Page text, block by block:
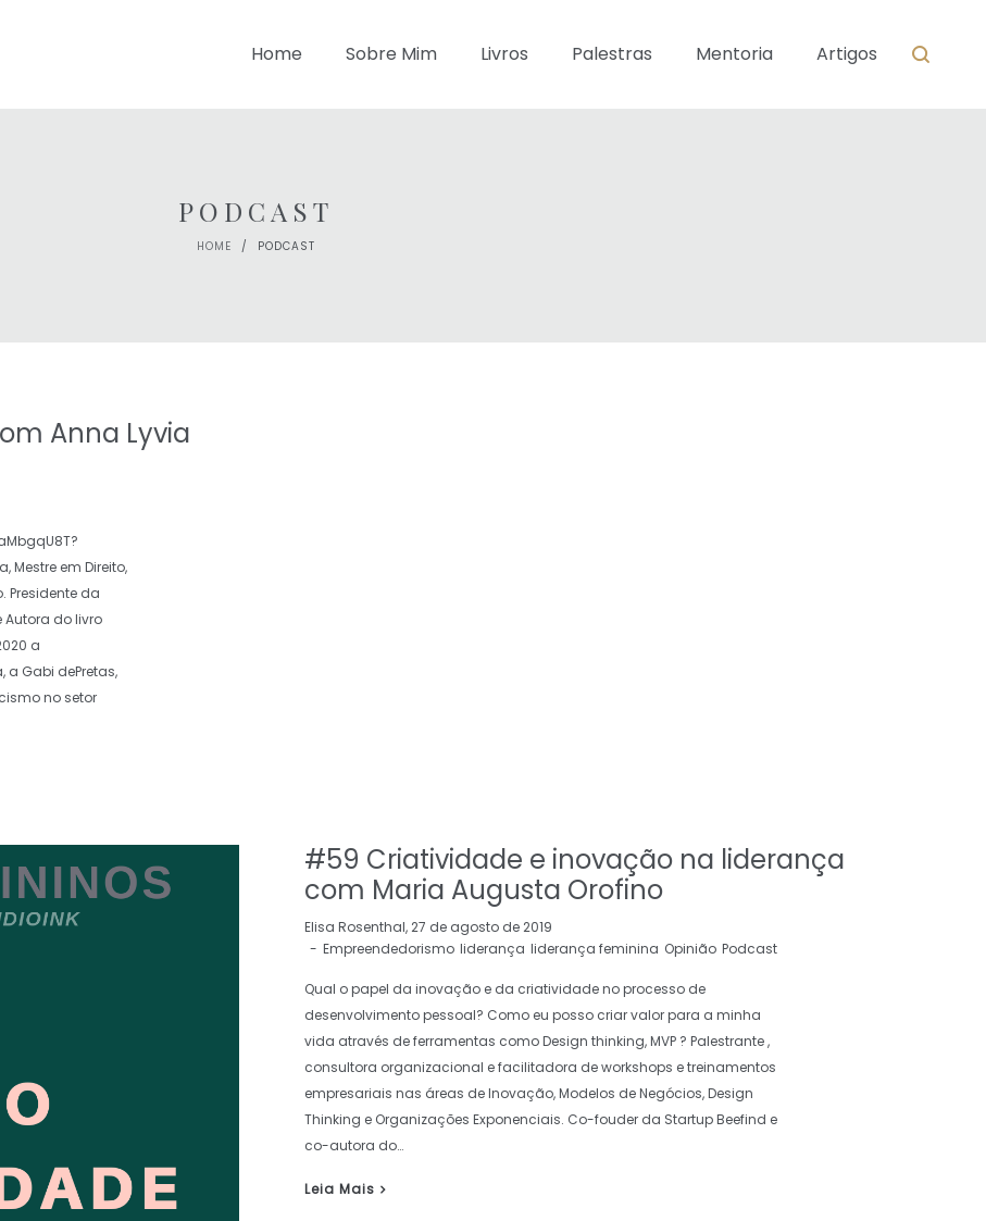
Home Sobre Mim Livros Palestras Mentoria Artigos
PODCAST
HOME / PODCAST
Anna Lyvia
Mestre em Direito,
Presidente da
Autora do livro
a
Gabi dePretas,
no setor
#59 Criatividade e inovação na liderança
com Maria Augusta Orofino
by
Elisa Rosenthal 27 de agosto de 2019
Empreendedorismo liderança liderança feminina Opinião Podcast
Qual o papel da inovação e da criatividade no processo de
desenvolvimento pessoal? Como eu posso criar valor para a minha
vida através de ferramentas como Design thinking, MVP ? Palestrante ,
consultora organizacional e facilitadora de workshops e treinamentos
empresariais nas áreas de Inovação, Modelos de Negócios, Design
Thinking e Organizações Exponenciais. Co-fouder da Startup Beefind e
co-autora do…
Leia Mais